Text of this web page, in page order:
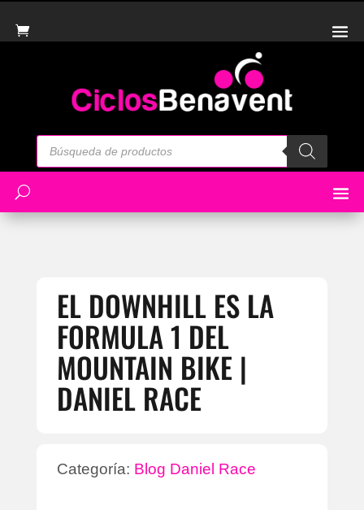
Búsqueda
de
EL DOWNHILL ES LA
FORMULA 1 DEL
MOUNTAIN BIKE |
DANIEL RACE
Categoría: Blog Daniel Race